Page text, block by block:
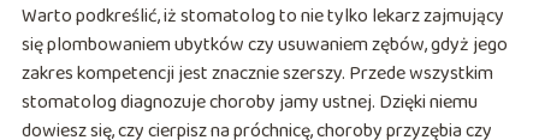
Warto podkreślić, iż stomatolog to nie tylko lekarz zajmujący
się plombowaniem ubytków czy usuwaniem zębów, gdyż jego
zakres kompetencji jest znacznie szerszy. Przede wszystkim
stomatolog diagnozuje choroby jamy ustnej. Dzięki niemu
dowiesz się, czy cierpisz na próchnicę, choroby przyzębia czy